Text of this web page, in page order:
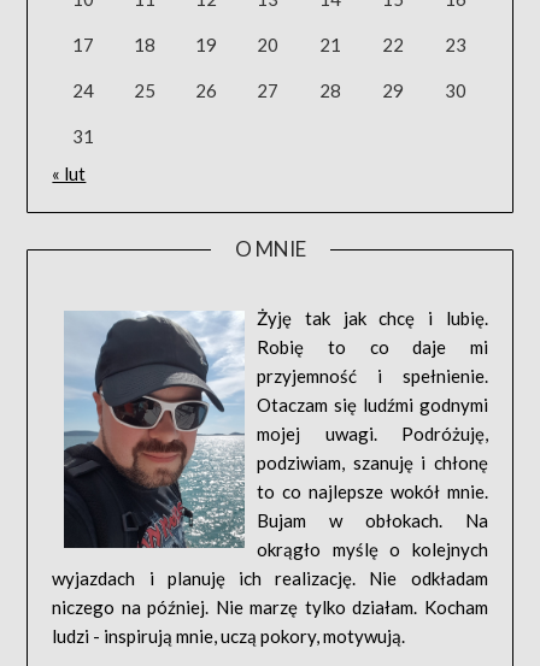
17 18 19 20 21 22 23
24 25 26 27 28 29 30
31
« lut
O MNIE
Żyję tak jak chcę i lubię.
Robię to co daje mi
przyjemność i spełnienie.
Otaczam się ludźmi godnymi
mojej uwagi. Podróżuję,
podziwiam, szanuję i chłonę
to co najlepsze wokół mnie.
Bujam w obłokach. Na
okrągło myślę o kolejnych
wyjazdach i planuję ich realizację. Nie odkładam
niczego na później. Nie marzę tylko działam. Kocham
ludzi - inspirują mnie, uczą pokory, motywują.